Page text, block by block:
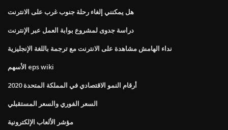
هل يمكنني إلغاء رحلة جنوب غرب على الانترنت
دراسة جدوى لمشروع بوابة العمل عبر الإنترنت
نداء الهامش مشاهدة على الانترنت مع ترجمة باللغة الإنجليزية
الأسهم eps wiki
أرقام النمو الاقتصادي في المملكة المتحدة 2020
السعر الفوري والسعر المستقبلي
مؤشر الألعاب الإلكترونية